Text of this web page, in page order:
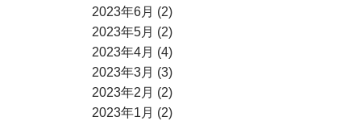
2023年6月 (2)
2023年5月 (2)
2023年4月 (4)
2023年3月 (3)
2023年2月 (2)
2023年1月 (2)